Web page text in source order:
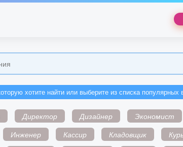
хотите найти или выберите из списка популярных
Директор Дизайнер Экономист
Инженер Кассир Кладовщик